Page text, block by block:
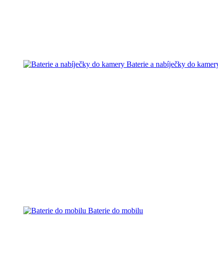
Baterie a nabíječky do
Baterie do mobilu